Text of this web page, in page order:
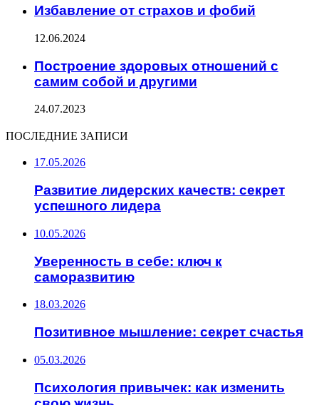
Избавление от страхов и фобий
12.06.2024
Построение здоровых отношений с
самим собой и другими
24.07.2023
ПОСЛЕДНИЕ ЗАПИСИ
17.05.2026
Развитие лидерских качеств: секрет
успешного лидера
10.05.2026
Уверенность в себе: ключ к
саморазвитию
18.03.2026
Позитивное мышление: секрет счастья
05.03.2026
Психология привычек: как изменить